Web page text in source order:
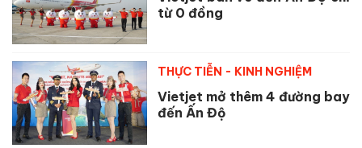
từ 0 đồng
THỰC TIỄN - KINH NGHIỆM
Vietjet mở thêm 4 đường bay
đến Ấn Độ